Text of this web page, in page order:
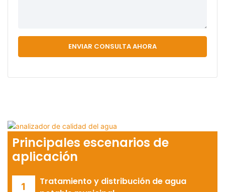
ENVIAR CONSULTA AHORA
Principales escenarios de
aplicación
Tratamiento y distribución de agua